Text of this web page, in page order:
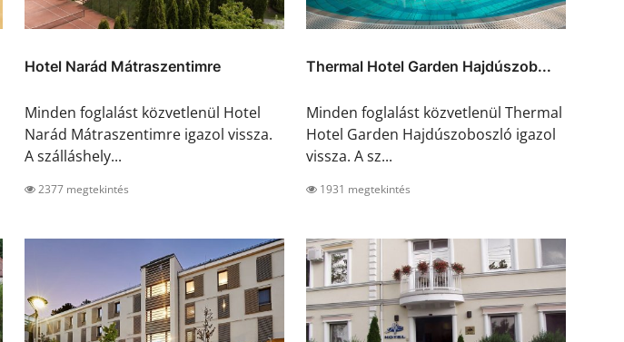
Hotel Narád Mátraszentimre
Minden foglalást közvetlenül Hotel
Narád Mátraszentimre igazol vissza.
A szálláshely...
2377 megtekintés
Thermal Hotel Garden Hajdúszob...
Minden foglalást közvetlenül Thermal
Hotel Garden Hajdúszoboszló igazol
vissza. A sz...
1931 megtekintés